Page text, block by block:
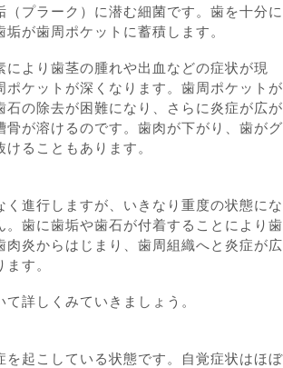
（プラーク）に潜む細菌です。歯を十分に
が歯周ポケットに蓄積します。
により歯茎の腫れや出血などの症状が現
ポケットが深くなります。歯周ポケットが
石の除去が困難になり、さらに炎症が広が
骨が溶けるのです。歯肉が下がり、歯がグ
ることもあります。
く進行しますが、いきなり重度の状態にな
。歯に歯垢や歯石が付着することにより歯
肉炎からはじまり、歯周組織へと炎症が広
す。
詳しくみていきましょう。
を起こしている状態です。自覚症状はほぼ